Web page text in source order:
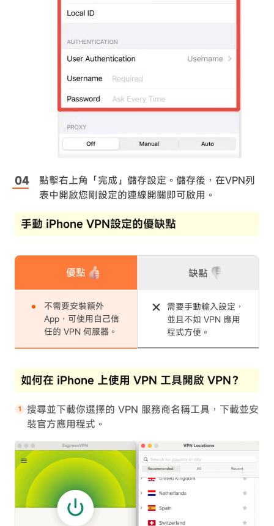
點擊右上角「完成」儲存設定。儲存後，在VPN列
表中開啟您剛設定的連線開關即可啟用。
手動 iPhone VPN設定的優缺點
優點
不需要安裝額外
App，可使用自己信
任的 VPN 伺服器。
缺點
需要手動輸入設定，
並且不如 VPN 應用
程式方便。
如何在 iPhone 上使用 VPN 工具開啟 VPN？
搜尋並下載你選擇的 VPN 服務商名稱工具，下載並安
裝官方應用程式。